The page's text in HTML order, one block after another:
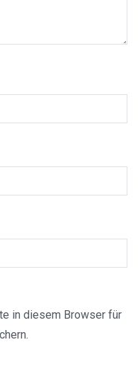
in diesem Browser für